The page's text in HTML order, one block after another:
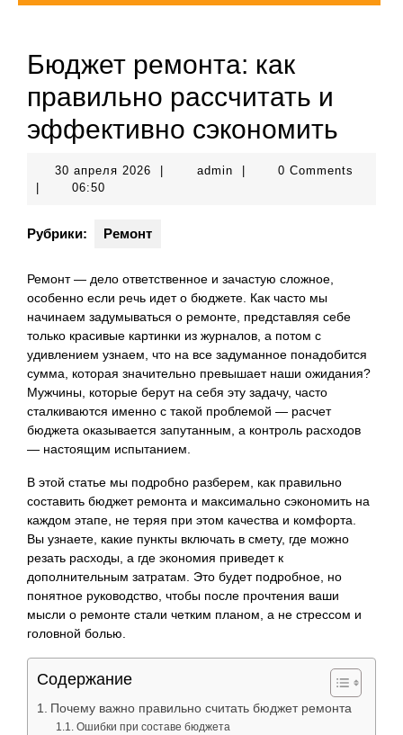
Бюджет ремонта: как
правильно рассчитать и
эффективно сэкономить
30 апреля 2026 30
adminadmin
0 Comments
06:50
Рубрики: Ремонт
Ремонт — дело ответственное и зачастую сложное,
особенно если речь идет о бюджете. Как часто мы
начинаем задумываться о ремонте, представляя себе
только красивые картинки из журналов, а потом с
удивлением узнаем, что на все задуманное понадобится
сумма, которая значительно превышает наши ожидания?
Мужчины, которые берут на себя эту задачу, часто
сталкиваются именно с такой проблемой — расчет
бюджета оказывается запутанным, а контроль расходов
— настоящим испытанием.
В этой статье мы подробно разберем, как правильно
составить бюджет ремонта и максимально сэкономить на
каждом этапе, не теряя при этом качества и комфорта.
Вы узнаете, какие пункты включать в смету, где можно
резать расходы, а где экономия приведет к
дополнительным затратам. Это будет подробное, но
понятное руководство, чтобы после прочтения ваши
мысли о ремонте стали четким планом, а не стрессом и
головной болью.
Содержание
Почему важно правильно считать бюджет ремонта
Ошибки при составе бюджета